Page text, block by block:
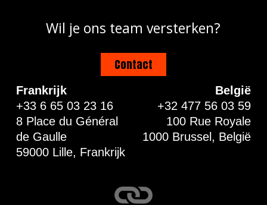
Wil je ons team versterken?
Contact
Frankrijk
+33 6 65 03 23 16
8 Place du Général
de Gaulle
59000 Lille, Frankrijk
België
+32 477 56 03 59
100 Rue Royale
1000 Brussel, België